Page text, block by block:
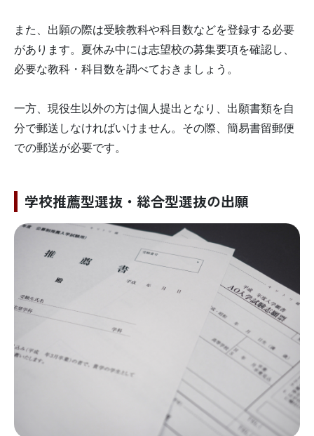
また、出願の際は受験教科や科目数などを登録する必要
があります。夏休み中には志望校の募集要項を確認し、
必要な教科・科目数を調べておきましょう。
一方、現役生以外の方は個人提出となり、出願書類を自
分で郵送しなければいけません。その際、簡易書留郵便
での郵送が必要です。
学校推薦型選抜・総合型選抜の出願